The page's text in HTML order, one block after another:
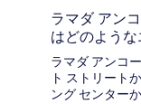
ラマダ アン
はどのよう
ラマダ アンコ
ト ストリート
ング センター